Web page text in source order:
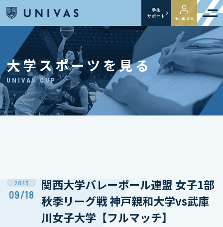
学生
サポート
My UNIVAS
大学スポーツを見る
UNIVAS CUP
2023
09/18
関西大学バレーボール連盟 女子1部
秋季リーグ戦 神戸親和大学vs武庫
川女子大学【フルマッチ】